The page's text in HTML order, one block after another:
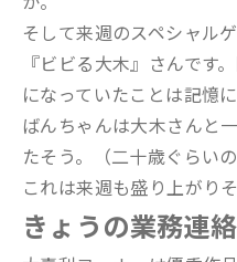
そして来週のスペシャル
『ビビる大木』さんです
になっていたことは記憶
ばんちゃんは大木さんと
たそう。（二十歳ぐらいの
これは来週も盛り上がり
きょうの業務連絡